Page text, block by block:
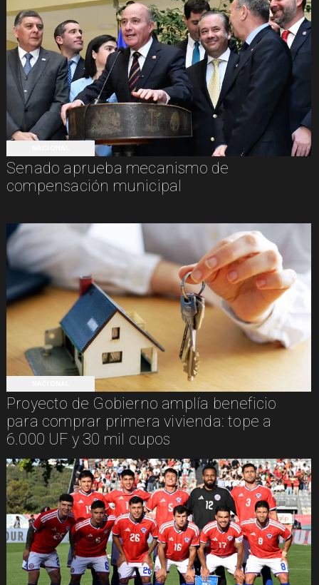
Senado aprueba mecanismo de
compensación municipal
Proyecto de Gobierno amplía beneficio
para comprar primera vivienda: tope a
6.000 UF y 30 mil cupos